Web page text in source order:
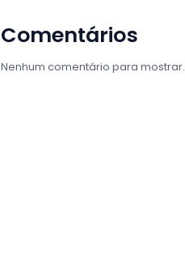
Comentários
Nenhum comentário para mostrar.